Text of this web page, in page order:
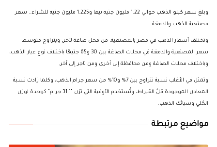
وبلغ سعر كيلو الذهب حوالي 1.22 مليون جنيه بيعا و1.225 مليون جنيه للشراء.. سعر
مصنعية الذهب والدمغة
وتختلف أسعار الذهب في مصر بالمصنعية، من محل صاغة لآخر، ويتراوح متوسط
سعر المصنعية والدمغة في محلات الصاغة بين 30 و65 جنيهًا باختلاف نوع عيار الذهب،
وباختلاف محلات الصاغة ومن محافظة إلى أخرى ومن تاجر إلى آخر.
وتمثل في الأغلب نسبة تتراوح بين 7% و10% من سعر جرام الذهب، وكلما زادت نسبة
المعادن الموجودة قلَّ القيراط، وتُستخدم الأوقية التي تزن "31.1 جرام" كوحدة لوزن
الحُلي وسبائك الذهب.
مواضيع مرتبطة